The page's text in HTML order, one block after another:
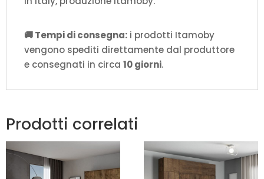
🚚 Tempi di consegna: i prodotti Itamoby
vengono spediti direttamente dal produttore
e consegnati in circa 10 giorni.
Prodotti correlati